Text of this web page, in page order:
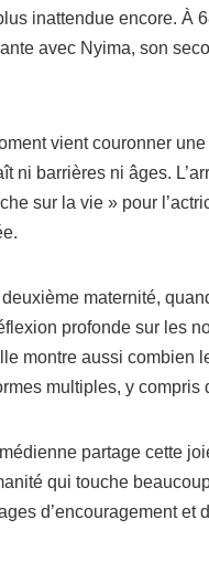
inattendue encore. À
avec Nyima, son
vient couronner
ni barrières ni âges.
sur la vie » pour
maternité,
profonde sur les
montre aussi combien
multiples, y compris
partage cette
qui touche
d’encouragement et